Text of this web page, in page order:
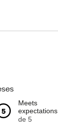
5
Meets
expectations
de 5